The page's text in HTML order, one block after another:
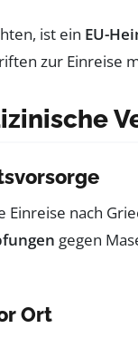
ist ein EU-
zur Einreise
nach
gegen
Ort